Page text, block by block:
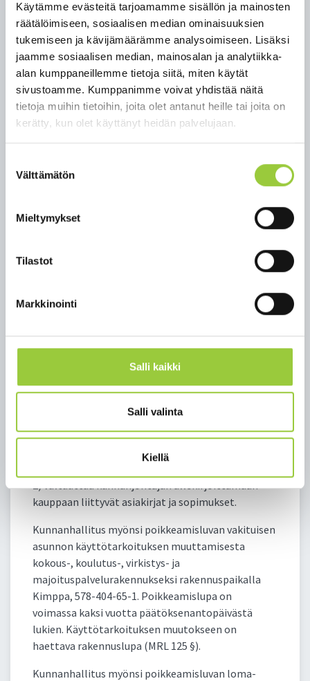
Käytämme evästeitä tarjoamamme sisällön ja mainosten
räätälöimiseen, sosiaalisen median ominaisuuksien
tukemiseen ja kävijämäärämme analysoimiseen. Lisäksi
jaamme sosiaalisen median, mainosalan ja analytiikka-
alan kumppaneillemme tietoja siitä, miten käytät
sivustoamme. Kumppanimme voivat yhdistää näitä
tietoja muihin tietoihin, joita olet antanut heille tai joita on
kerätty, kun olet käyttänyt heidän palvelujaan.
valinta
Välttämätön
Mieltymykset
Tilastot
Markkinointi
Salli kaikki
Salli valinta
Kiellä
4. Kunnanhallitus päätti velvoittaa palvelualueet ja
viranhaltijat valmistelemaan
yhteistoimintaneuvotteluissa kirjatut, työnantajan
esityksen mukaiset toimenpiteet kunnan
talousarvioesitykseen 2025 ja
taloussuunnitelmaesitykseen 2026–2027.
Kunnanhallitus päätti kohdeavustusten saajat ja
seuraavasti:
Paltamon Jyry ry, 200 euroa
Paltamon harrastajateatteri ry, 1 000 euroa
Eläkeliiton Paltamon yhdistys ry, 270 euroa
tulee julkiseksi itsenäisyyspäivän juhlan jälkeen.
Kunnanhallitus päätti
1) ostaa Kiehimänportti Oy:n konkurssipesän
hallussa olevat ja Paltamon kirkonkylän
asemakaavan korttelialueella 22 tontilla 1,
jakelualueen / mittarikentän katoksen, maan
sisällä olevat polttoainesäiliöt ja
polttoainemittarit 3 000 euron
2) valtuuttaa kunnanjohtajan allekirjoittamaan
kauppaan liittyvät asiakirjat ja sopimukset.
Kunnanhallitus myönsi poikkeamisluvan vakituisen
asunnon käyttötarkoituksen muuttamisesta
kokous-, koulutus-, virkistys- ja
majoituspalvelurakennukseksi rakennuspaikalla
Kimppa, 578-404-65-1. Poikkeamislupa on
voimassa kaksi vuotta päätöksenantopäivästä
lukien. Käyttötarkoituksen muutokseen on
haettava rakennuslupa (MRL 125 §).
Kunnanhallitus myönsi poikkeamisluvan loma-